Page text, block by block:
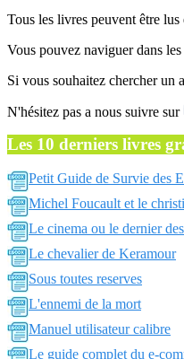
Tous les livres peuvent être
Vous pouvez naviguer dans les
Si vous souhaitez chercher un
N'hésitez pas a nous suivre sur
Les 10 derniers livres
Petit Guide de Survie des
Michel Foucault et le
Le cinema ou le dernier
Le chevalier de Keramour
Sous toutes reserves
L'ennemi de la mort
Manuel utilisateur calibre
Le guide complet du e-